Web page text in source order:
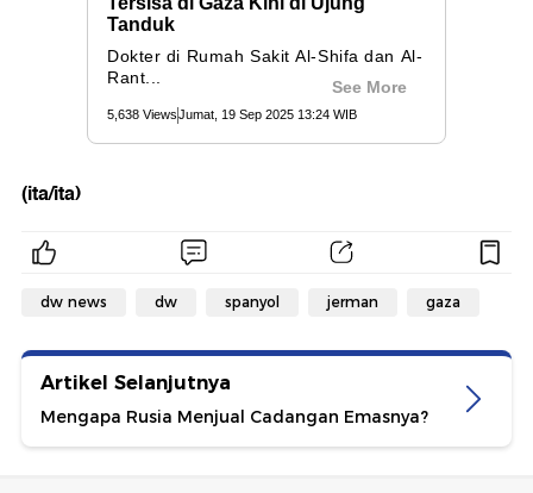
(ita/ita)
dw news dw spanyol jerman gaza
Artikel Selanjutnya
Mengapa Rusia Menjual Cadangan Emasnya?